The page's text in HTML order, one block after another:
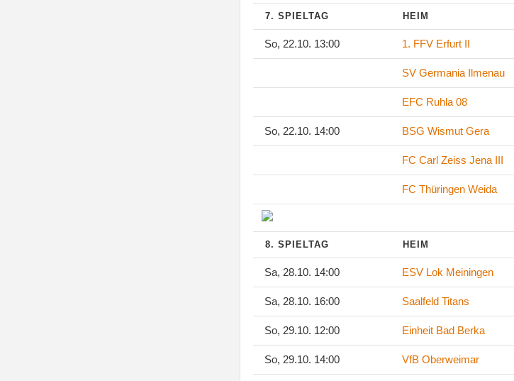
7. SPIELTAG HEIM
So, 22.10. 13:00 1. FFV Erfurt II
SV Germania Ilmenau
EFC Ruhla 08
So, 22.10. 14:00 BSG Wismut Gera
FC Carl Zeiss Jena III
FC Thüringen Weida
8. SPIELTAG HEIM
Sa, 28.10. 14:00 ESV Lok Meiningen
Sa, 28.10. 16:00 Saalfeld Titans
So, 29.10. 12:00 Einheit Bad Berka
So, 29.10. 14:00 VfB Oberweimar